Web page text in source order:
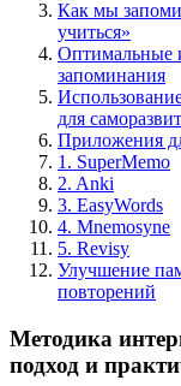
Как мы
учиться»
Оптимальные
запоминания
для
Приложения
1. SuperMemo
2. Anki
3. EasyWords
4. Mnemosyne
5. Revisy
Улучшение
повторений
Методика
подход и